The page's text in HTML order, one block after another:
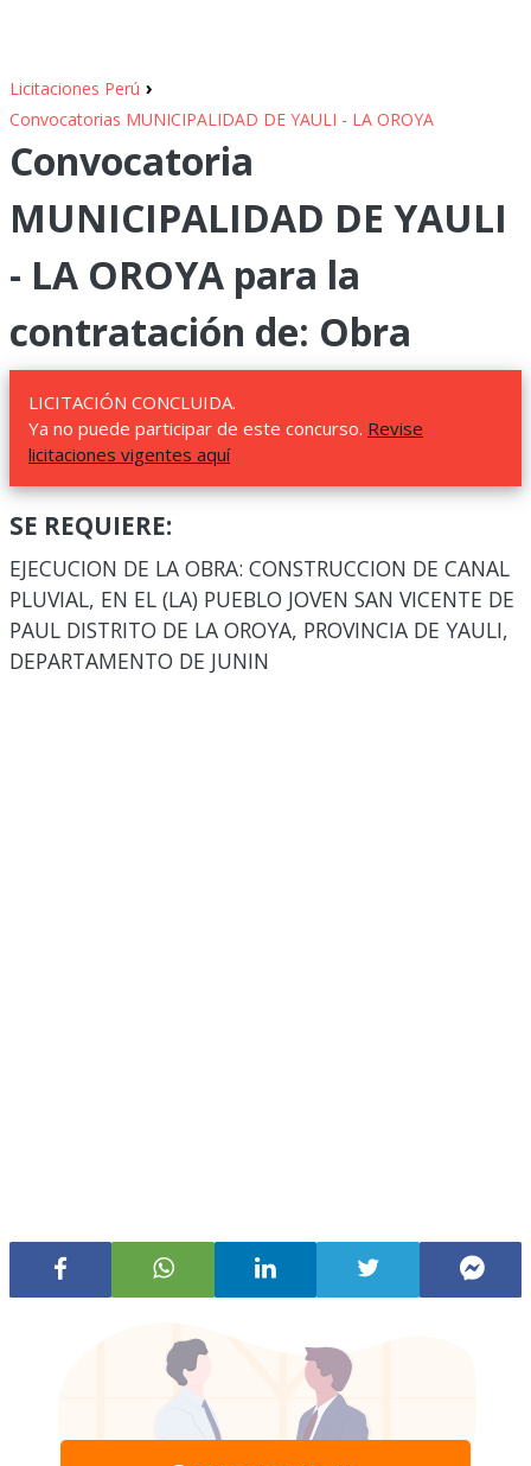
Licitaciones Perú ›
Convocatorias MUNICIPALIDAD DE YAULI - LA OROYA
Convocatoria
MUNICIPALIDAD DE YAULI
- LA OROYA para la
contratación de: Obra
LICITACIÓN CONCLUIDA.
Ya no puede participar de este concurso. Revise
licitaciones vigentes aquí
SE REQUIERE:
EJECUCION DE LA OBRA: CONSTRUCCION DE CANAL
PLUVIAL, EN EL (LA) PUEBLO JOVEN SAN VICENTE DE
PAUL DISTRITO DE LA OROYA, PROVINCIA DE YAULI,
DEPARTAMENTO DE JUNIN